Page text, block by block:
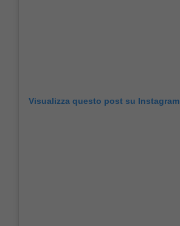
Visualizza questo post su Instagram